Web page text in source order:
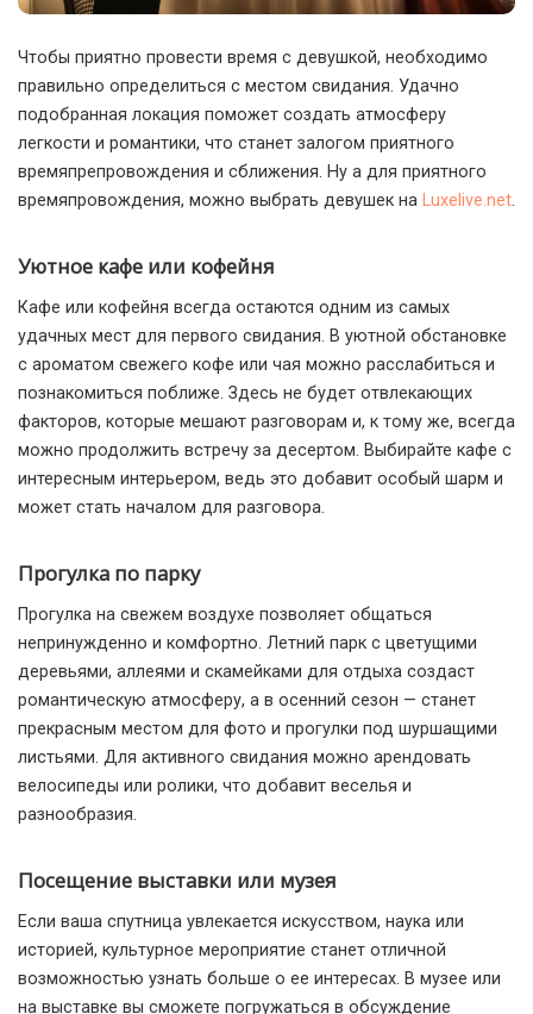
Чтобы приятно провести время с девушкой, необходимо
правильно определиться с местом свидания. Удачно
подобранная локация поможет создать атмосферу
легкости и романтики, что станет залогом приятного
времяпрепровождения и сближения. Ну а для приятного
времяпровождения, можно выбрать девушек на Luxelive.net.
Уютное кафе или кофейня
Кафе или кофейня всегда остаются одним из самых
удачных мест для первого свидания. В уютной обстановке
с ароматом свежего кофе или чая можно расслабиться и
познакомиться поближе. Здесь не будет отвлекающих
факторов, которые мешают разговорам и, к тому же, всегда
можно продолжить встречу за десертом. Выбирайте кафе с
интересным интерьером, ведь это добавит особый шарм и
может стать началом для разговора.
Прогулка по парку
Прогулка на свежем воздухе позволяет общаться
непринужденно и комфортно. Летний парк с цветущими
деревьями, аллеями и скамейками для отдыха создаст
романтическую атмосферу, а в осенний сезон — станет
прекрасным местом для фото и прогулки под шуршащими
листьями. Для активного свидания можно арендовать
велосипеды или ролики, что добавит веселья и
разнообразия.
Посещение выставки или музея
Если ваша спутница увлекается искусством, наука или
историей, культурное мероприятие станет отличной
возможностью узнать больше о ее интересах. В музее или
на выставке вы сможете погружаться в обсуждение